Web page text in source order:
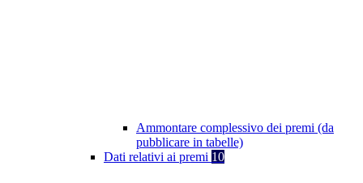
Ammontare complessivo dei premi (da
pubblicare in tabelle)
Dati relativi ai premi 10